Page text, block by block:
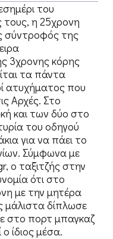
του
τους, η 25χρονη
σύντροφός της
3χρονης κόρης
τα πάντα
ατυχήματος που
Αρχές. Στο
και των δύο στο
του οδηγού
για να πάει το
Σύμφωνα με
ο ταξιτζής στην
ότι στο
με την μητέρα
μάλιστα δίπλωσε
στο πορτ μπαγκαζ
ίδιος μέσα.